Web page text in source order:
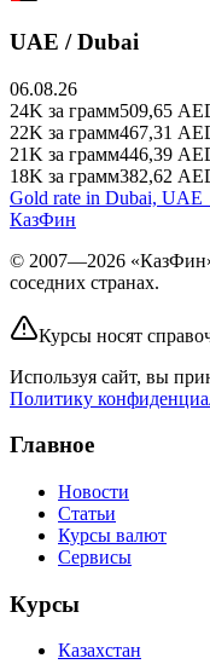
UAE / Dubai
06.08.26
24K за грамм509,65
22K за грамм467,31
21K за грамм446,39
18K за грамм382,62
Gold rate in Dubai,
КазФин
© 2007—2026
соседних странах.
Курсы носят
Используя сайт, вы
Политику
Главное
Новости
Статьи
Курсы валют
Сервисы
Курсы
Казахстан